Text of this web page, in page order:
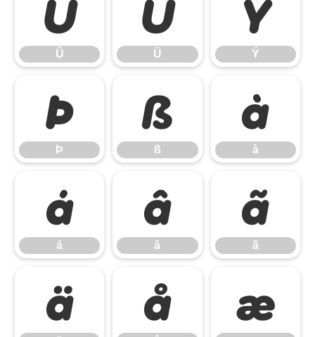
Û
Û
Ü
Ü
Ý
Ý
Þ
Þ
ß
ß
à
à
á
á
â
â
ã
ã
ä å æ